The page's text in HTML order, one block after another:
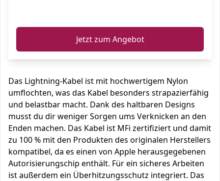
Jetzt zum Angebot
Das Lightning-Kabel ist mit hochwertigem Nylon
umflochten, was das Kabel besonders strapazierfähig
und belastbar macht. Dank des haltbaren Designs
musst du dir weniger Sorgen ums Verknicken an den
Enden machen. Das Kabel ist MFi zertifiziert und damit
zu 100 % mit den Produkten des originalen Herstellers
kompatibel, da es einen von Apple herausgegebenen
Autorisierungschip enthält. Für ein sicheres Arbeiten
ist außerdem ein Überhitzungsschutz integriert. Das